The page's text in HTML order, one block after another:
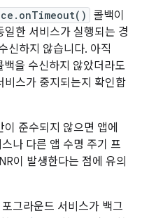
콜백이
한 서비스가 실행되는 경
신하지 않습니다. 아직
백을 수신하지 않았더라도
비스가 중지되는지 확인합
이 준수되지 않으면 앱에
나 다른 앱 수명 주기 프
이 발생한다는 점에 유의
그라운드 서비스가 백그